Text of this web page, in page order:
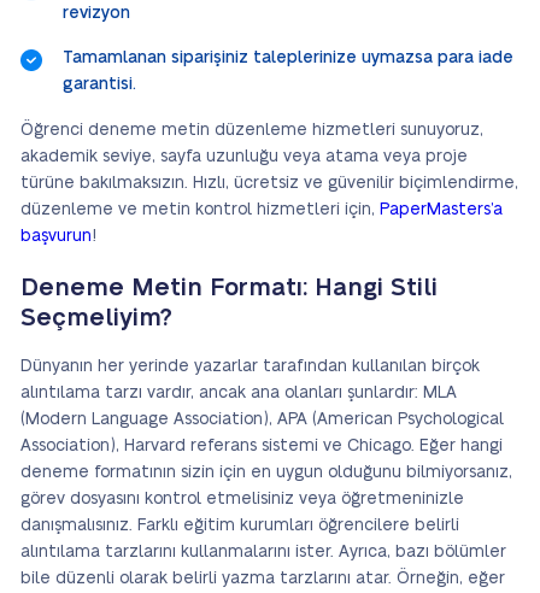
revizyon
Tamamlanan siparişiniz taleplerinize uymazsa para iade
garantisi.
Öğrenci deneme metin düzenleme hizmetleri sunuyoruz,
akademik seviye, sayfa uzunluğu veya atama veya proje
türüne bakılmaksızın. Hızlı, ücretsiz ve güvenilir biçimlendirme,
düzenleme ve metin kontrol hizmetleri için, PaperMasters’a
başvurun!
Deneme Metin Formatı: Hangi Stili
Seçmeliyim?
Dünyanın her yerinde yazarlar tarafından kullanılan birçok
alıntılama tarzı vardır, ancak ana olanları şunlardır: MLA
(Modern Language Association), APA (American Psychological
Association), Harvard referans sistemi ve Chicago. Eğer hangi
deneme formatının sizin için en uygun olduğunu bilmiyorsanız,
görev dosyasını kontrol etmelisiniz veya öğretmeninizle
danışmalısınız. Farklı eğitim kurumları öğrencilere belirli
alıntılama tarzlarını kullanmalarını ister. Ayrıca, bazı bölümler
bile düzenli olarak belirli yazma tarzlarını atar. Örneğin, eğer